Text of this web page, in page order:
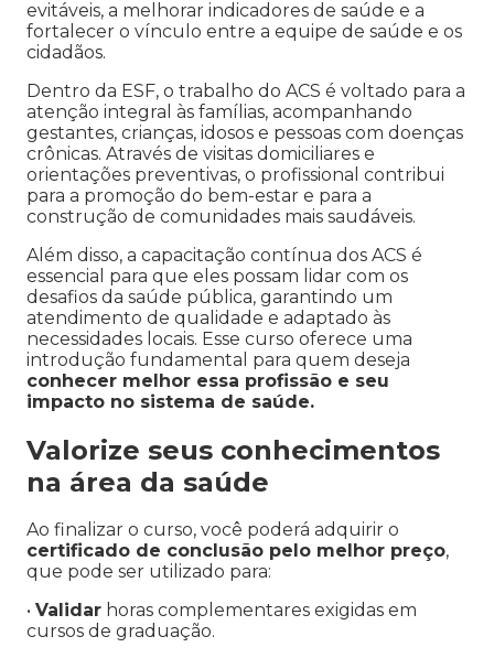
evitáveis, a melhorar indicadores de saúde e a
fortalecer o vínculo entre a equipe de saúde e os
cidadãos.
Dentro da ESF, o trabalho do ACS é voltado para a
atenção integral às famílias, acompanhando
gestantes, crianças, idosos e pessoas com doenças
crônicas. Através de visitas domiciliares e
orientações preventivas, o profissional contribui
para a promoção do bem-estar e para a
construção de comunidades mais saudáveis.
Além disso, a capacitação contínua dos ACS é
essencial para que eles possam lidar com os
desafios da saúde pública, garantindo um
atendimento de qualidade e adaptado às
necessidades locais. Esse curso oferece uma
introdução fundamental para quem deseja
conhecer melhor essa profissão e seu
impacto no sistema de saúde.
Valorize seus conhecimentos
na área da saúde
Ao finalizar o curso, você poderá adquirir o
certificado de conclusão pelo melhor preço,
que pode ser utilizado para:
• Validar horas complementares exigidas em
cursos de graduação.